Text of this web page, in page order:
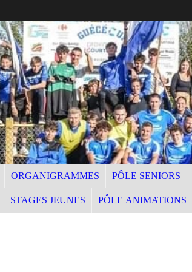
ORGANIGRAMMES PÔLE SENIORS
STAGES JEUNES PÔLE ANIMATIONS